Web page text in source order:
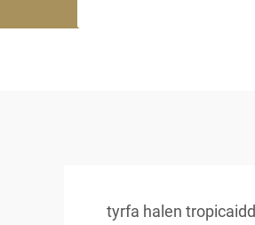
tyrfa halen tropicaidd